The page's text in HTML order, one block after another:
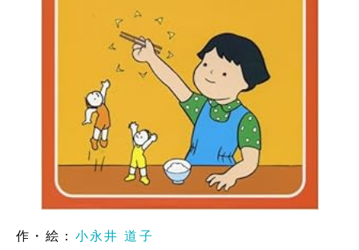
作・絵： 小永井 道子